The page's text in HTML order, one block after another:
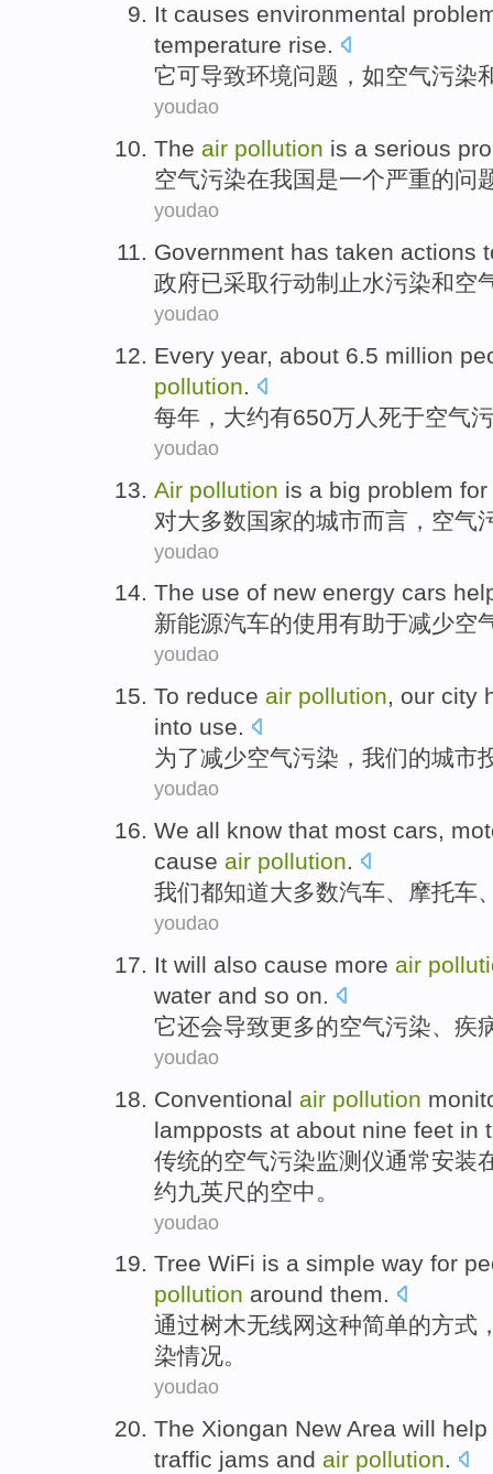
It causes environmental
temperature rise.
它可导致环境问题，如空气污染
youdao
The air pollution is a serious
空气污染在我国是一个严重的问
youdao
Government has taken actions
政府已采取行动制止水污染和空
youdao
Every year, about 6.5 million
pollution.
每年，大约有650万人死于空气
youdao
Air pollution is a big problem
对大多数国家的城市而言，空气
youdao
The use of new energy cars
新能源汽车的使用有助于减少空
youdao
To reduce air pollution, our city
into use.
为了减少空气污染，我们的城市
youdao
We all know that most cars,
cause air pollution.
我们都知道大多数汽车、摩托车
youdao
It will also cause more air
water and so on.
它还会导致更多的空气污染、疾
youdao
Conventional air pollution
lampposts at about nine feet in
传统的空气污染监测仪通常安装
约九英尺的空中。
youdao
Tree WiFi is a simple way for
pollution around them.
通过树木无线网这种简单的方式
染情况。
youdao
The Xiongan New Area will
traffic jams and air pollution.